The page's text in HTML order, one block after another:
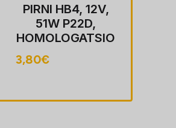
PIRNI HB4, 12V,
51W P22D,
HOMOLOGATSIO
3,80€